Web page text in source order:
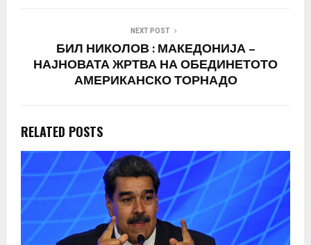
NEXT POST
БИЛ НИКОЛОВ : МАКЕДОНИЈА –
НАЈНОВАТА ЖРТВА НА ОБЕДИНЕТОТО
АМЕРИКАНСКО ТОРНАДО
RELATED POSTS